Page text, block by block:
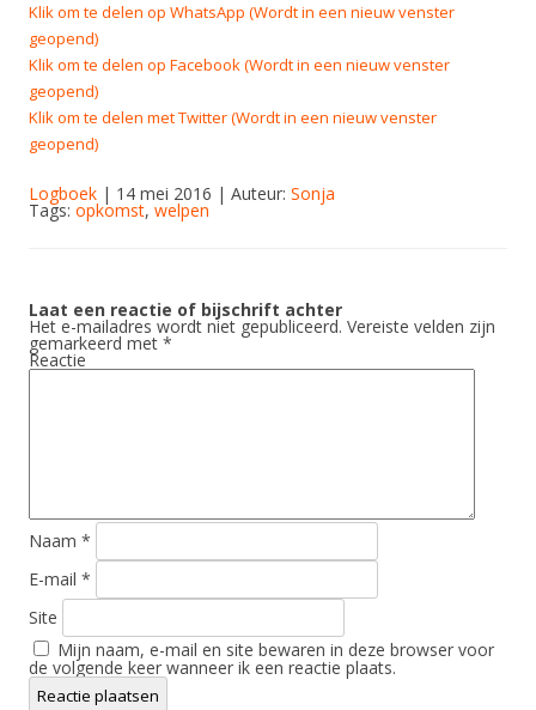
Klik om te delen op WhatsApp (Wordt in een nieuw venster
geopend)
Klik om te delen op Facebook (Wordt in een nieuw venster
geopend)
Klik om te delen met Twitter (Wordt in een nieuw venster
geopend)
Logboek | 14 mei 2016 | Auteur: Sonja
Tags: opkomst, welpen
Laat een reactie of bijschrift achter
Het e-mailadres wordt niet gepubliceerd. Vereiste velden zijn
gemarkeerd met *
Reactie
Naam *
E-mail *
Site
Mijn naam, e-mail en site bewaren in deze browser voor
de volgende keer wanneer ik een reactie plaats.